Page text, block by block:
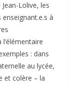
Lolive, les
à
l’élémentaire
: dans
au lycée,
et colère – la